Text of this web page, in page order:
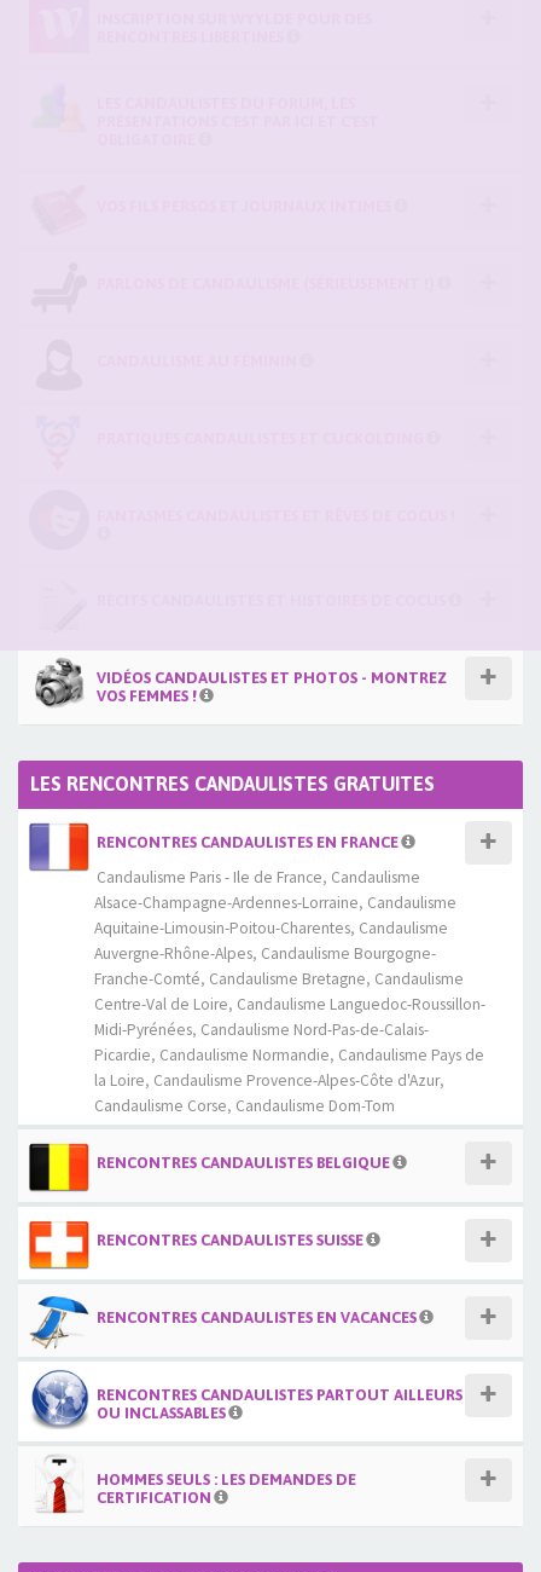
VIDÉOS CANDAULISTES ET PHOTOS - MONTREZ
VOS FEMMES !
LES RENCONTRES CANDAULISTES GRATUITES
RENCONTRES CANDAULISTES EN FRANCE
Candaulisme Paris - Ile de France, Candaulisme
Alsace-Champagne-Ardennes-Lorraine, Candaulisme
Aquitaine-Limousin-Poitou-Charentes, Candaulisme
Auvergne-Rhône-Alpes, Candaulisme Bourgogne-
Franche-Comté, Candaulisme Bretagne, Candaulisme
Centre-Val de Loire, Candaulisme Languedoc-Roussillon-
Midi-Pyrénées, Candaulisme Nord-Pas-de-Calais-
Picardie, Candaulisme Normandie, Candaulisme Pays de
la Loire, Candaulisme Provence-Alpes-Côte d'Azur,
Candaulisme Corse, Candaulisme Dom-Tom
RENCONTRES CANDAULISTES BELGIQUE
RENCONTRES CANDAULISTES SUISSE
RENCONTRES CANDAULISTES EN VACANCES
RENCONTRES CANDAULISTES PARTOUT AILLEURS
OU INCLASSABLES
HOMMES SEULS : LES DEMANDES DE
CERTIFICATION